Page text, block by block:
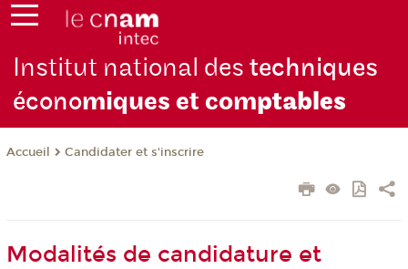
Institut national destechniques
économiques et comptables
Accueil Candidater et s'inscrire
Modalités de candidature et